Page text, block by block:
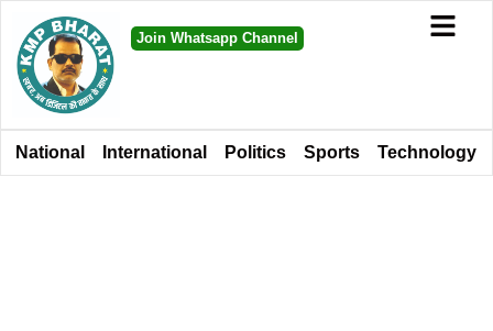
Join Whatsapp Channel
National International Politics Sports Technology